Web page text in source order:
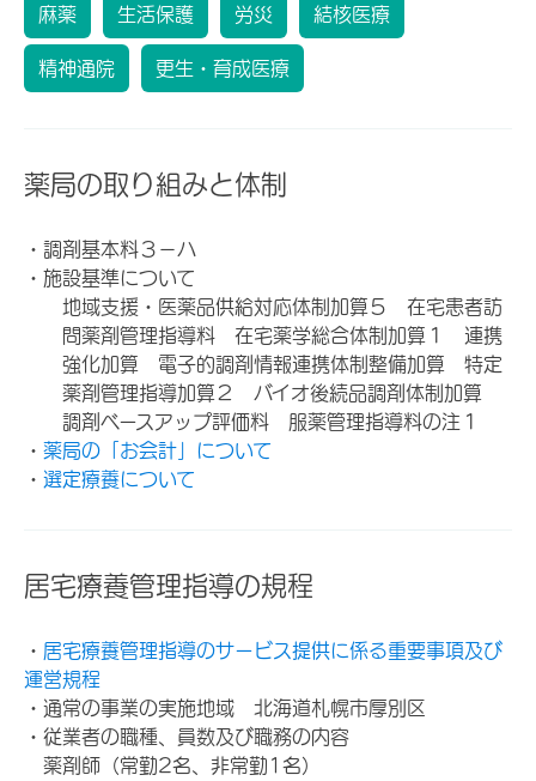
麻薬 生活保護 労災 結核医療
精神通院 更生・育成医療
薬局の取り組みと体制
・調剤基本料３－ハ
・施設基準について
地域支援・医薬品供給対応体制加算５ 在宅患者訪
問薬剤管理指導料 在宅薬学総合体制加算１ 連携
強化加算 電子的調剤情報連携体制整備加算 特定
薬剤管理指導加算２ バイオ後続品調剤体制加算
調剤ベースアップ評価料 服薬管理指導料の注１
・ 薬局の「お会計」について
・ 選定療養について
居宅療養管理指導の規程
・ 居宅療養管理指導のサービス提供に係る重要事項及び
運営規程
・通常の事業の実施地域 北海道札幌市厚別区
・従業者の職種、員数及び職務の内容
薬剤師（常勤2名、非常勤1名）